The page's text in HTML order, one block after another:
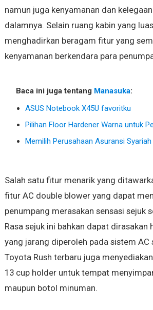
namun juga kenyamanan dan
dalamnya. Selain ruang kabin yang
menghadirkan beragam fitur yang
kenyamanan berkendara para
Baca ini juga tentang Manasuka:
ASUS Notebook X45U favoritku
Pilihan Floor Hardener Warna untuk
Memilih Perusahaan Asuransi Syariah
Salah satu fitur menarik yang
fitur AC double blower yang dapat
penumpang merasakan sensasi sejuk
Rasa sejuk ini bahkan dapat dirasakan
yang jarang diperoleh pada sistem AC
Toyota Rush terbaru juga
13 cup holder untuk tempat
maupun botol minuman.